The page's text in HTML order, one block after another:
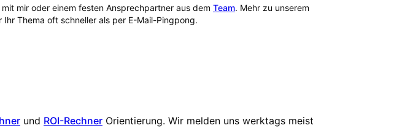
mir oder einem festen Ansprechpartner aus dem Team. Mehr zu unserem
Thema oft schneller als per E-Mail-Pingpong.
und ROI-Rechner Orientierung. Wir melden uns werktags meist